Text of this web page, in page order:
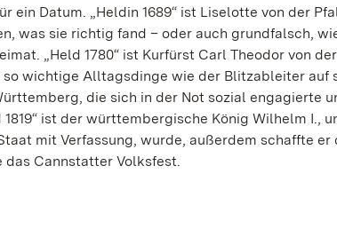
ein Datum. „Heldin 1689“ ist Liselotte von der
was sie richtig fand – oder auch grundfalsch,
„Held 1780“ ist Kurfürst Carl Theodor von
wichtige Alltagsdinge wie der Blitzableiter auf
die sich in der Not sozial engagierte
1819“ ist der württembergische König Wilhelm I.,
mit Verfassung, wurde, außerdem schaffte
das Cannstatter Volksfest.